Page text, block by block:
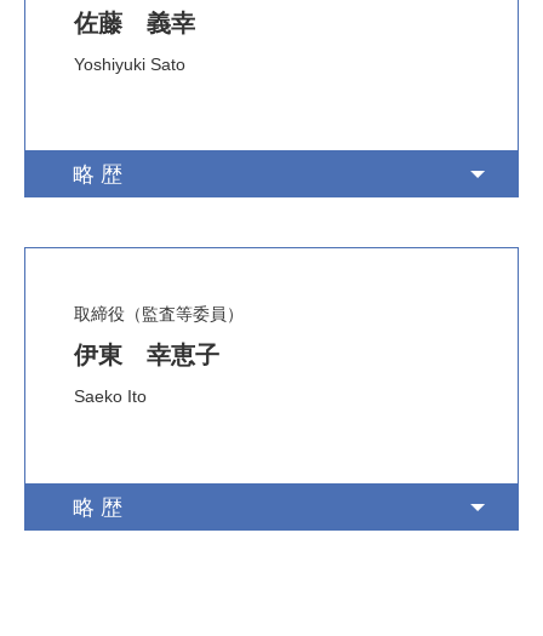
佐藤 義幸
Yoshiyuki Sato
略歴
取締役（監査等委員）
伊東 幸恵子
Saeko Ito
略歴